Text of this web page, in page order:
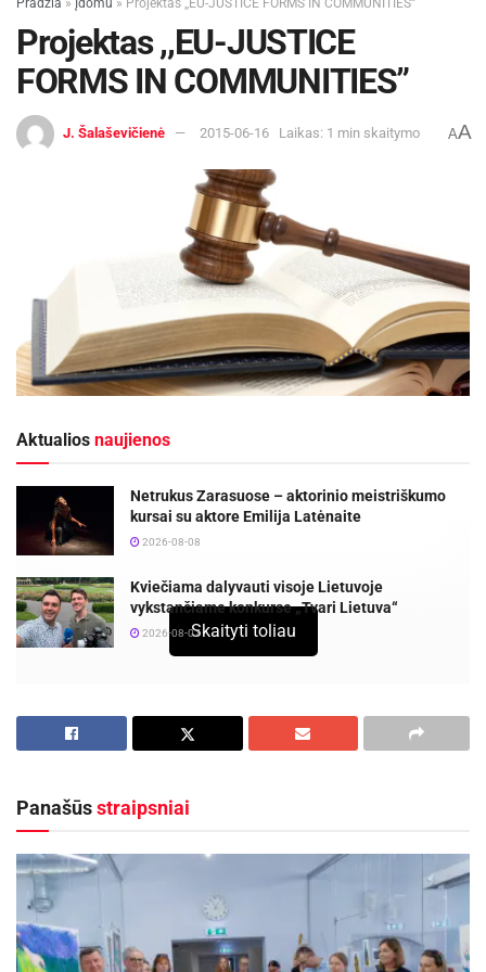
Pradžia » Įdomu » Projektas ,,EU-JUSTICE FORMS IN COMMUNITIES”
Projektas ,,EU-JUSTICE
FORMS IN COMMUNITIES”
J. Šalaševičienė 2015-06-16 Laikas: 1 min skaitymo AA
Aktualios naujienos
Netrukus Zarasuose – aktorinio meistriškumo
kursai su aktore Emilija Latėnaite
2026-08-08
Kviečiama dalyvauti visoje Lietuvoje
vykstančiame konkurse „Tvari Lietuva“
2026-08-07
yra nepelno siekianti organizacija, kuri vienija ir
gyvenamųjų namų kvartalų bendrijas.Asociacija
šiuo metu vykdo projektą ,,EU-JUSTICE FORMS
IN COMMUNITIES”, kurio tikslas yra kelti bendrijų
pirmininkų juridinį kompetencijų lygį.
Nuo 2015-07-01 iki 2015-09-30 bus vykdomas
Skaityti toliau
Panašūsstraipsniai